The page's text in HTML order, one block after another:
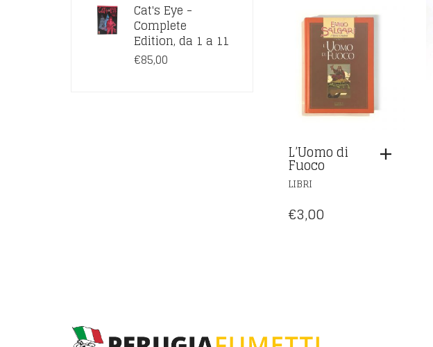
L’Uomo di
Fuoco
LIBRI
€3,00
ORIGINALE
ERA:
€200,00.€185,00.
Cat's Eye -
Complete
Edition, da 1 a 11
€85,00